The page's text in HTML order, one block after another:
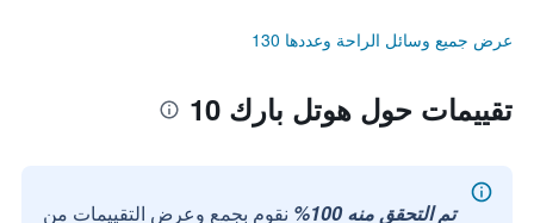
عرض جميع وسائل الراحة وعددها 130
تقييمات حول هوتل بارك 10
تم التحقق منه 100% نقوم بجمع وعرض التقييمات من